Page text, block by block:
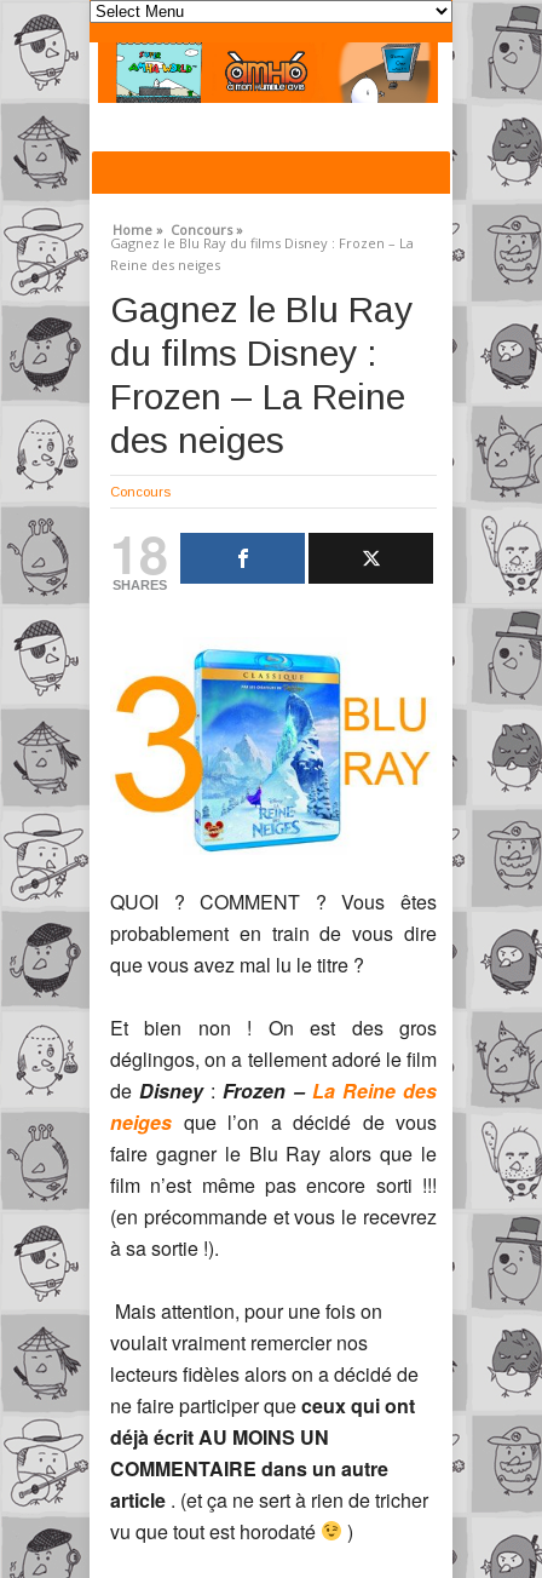
Home » Concours »
Gagnez le Blu Ray du films Disney : Frozen – La
Reine des neiges
Gagnez le Blu Ray
du films Disney :
Frozen – La Reine
des neiges
Concours
18
SHARES
QUOI ? COMMENT ? Vous êtes
probablement en train de vous dire
que vous avez mal lu le titre ?
Et bien non ! On est des gros
déglingos, on a tellement adoré le film
deDisney :Frozen – La Reine des
neiges que l’on a décidé de vous
faire gagner le Blu Ray alors que le
film n’est même pas encore sorti !!!
(en précommande et vous le recevrez
à sa sortie !).
Mais attention, pour une fois on
voulait vraiment remercier nos
lecteurs fidèles alors on a décidé de
ne faire participer queceux qui ont
déjà écrit AU MOINS UN
COMMENTAIRE dans un autre
article . (et ça ne sert à rien de tricher
vu que tout est horodaté
)